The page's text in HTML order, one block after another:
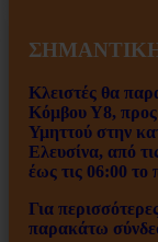
Κλειστές θα
Κόμβου Υ8, προς
Υμηττού στην
Ελευσίνα, από
έως τις 06:00
Για
παρακάτω